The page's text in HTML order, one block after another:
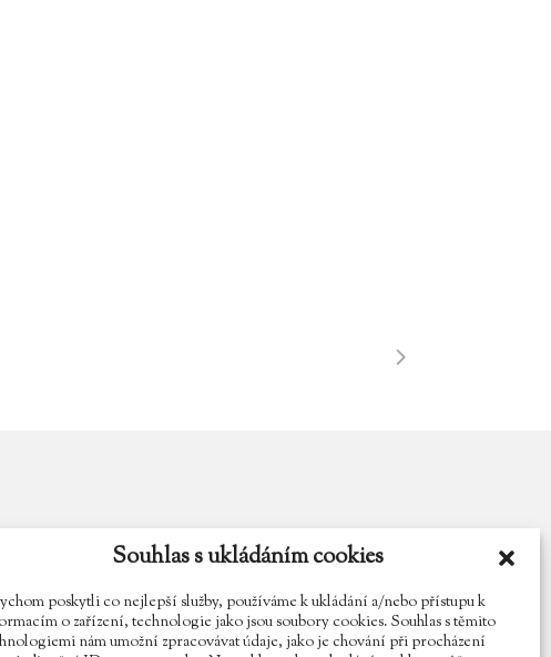
Souhlas s ukládáním cookies
poskytli co nejlepší služby, používáme k ukládání a/nebo přístupu k
o zařízení, technologie jako jsou soubory cookies. Souhlas s těmito
nám umožní zpracovávat údaje, jako je chování při procházení
Najdete nás na Facebooku
Sledujte náš Instagram